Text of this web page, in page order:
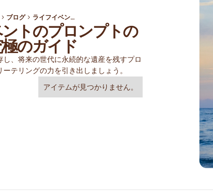
ブログ ライフイベントのプロンプトの究極のガイド
トのプロンプトの
のガイド
、将来の世代に永続的な遺産を残すプロ
テリングの力を引き出しましょう。
アイテムが見つかりません。